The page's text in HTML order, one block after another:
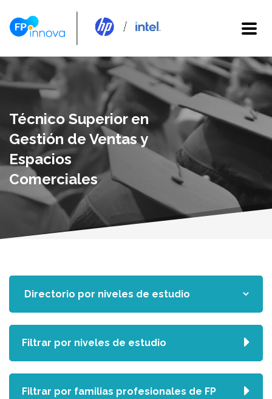
Técnico Superior en
Gestión de Ventas y
Espacios
Comerciales
Filtrar por niveles de estudio
Filtrar por familias profesionales de FP